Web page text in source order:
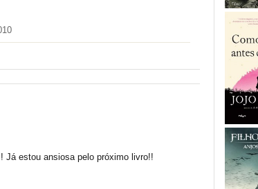
Já estou ansiosa pelo próximo livro!!